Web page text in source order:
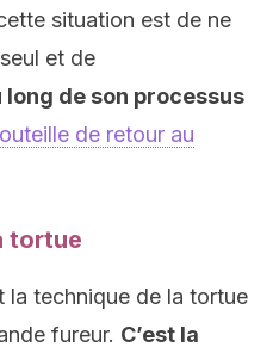
situation est de ne
et de
de son processus
de retour au
tortue
technique de la tortue
fureur. C’est la